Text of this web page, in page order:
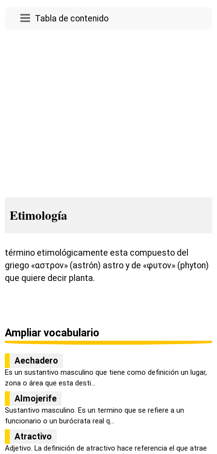
Tabla de contenido
Etimología
término etimológicamente esta compuesto del
griego «αστρον» (astrón) astro y de «φυτον» (phyton)
que quiere decir planta.
Ampliar vocabulario
Aechadero
Es un sustantivo masculino que tiene como definición un lugar,
zona o área que esta desti...
Almojerife
Sustantivo masculino. Es un termino que se refiere a un
funcionario o un burócrata real q...
Atractivo
Adjetivo. La definición de atractivo hace referencia el que atrae